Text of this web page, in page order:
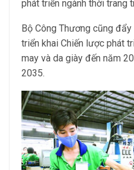
phát triển ngành thời trang
Bộ Công Thương cũng
triển khai Chiến lược phát
may và da giày đến năm
2035.